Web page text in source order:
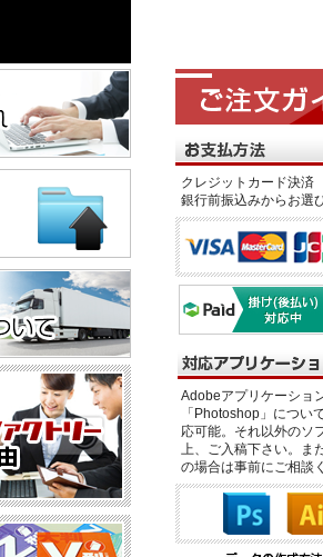
クレジットカード決
銀行前振込みからお選
Adobeアプリケーショ
「Photoshop」につい
応可能。それ以外のソ
上、ご入稿下さい。ま
の場合は事前にご相談